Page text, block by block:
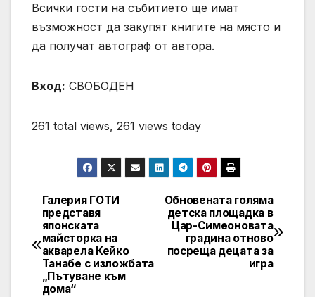
Всички гости на събитието ще имат
възможност да закупят книгите на място и
да получат автограф от автора.
Вход: СВОБОДЕН
261 total views, 261 views today
Post
navigation
Обновената голяма
детска площадка в
Цар-Симеоновата
градина отново
посреща децата за
игра
Галерия ГОТИ
представя
японската
майсторка на
акварела Кейко
Танабе с изложбата
„Пътуване към
дома“